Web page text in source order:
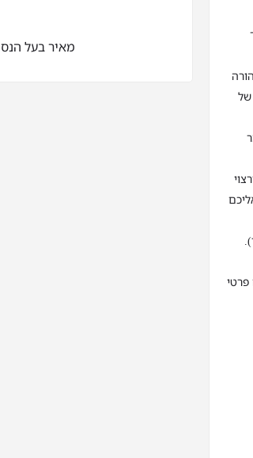
של
פרטי
מאיר בעל הנס 10, רמת גן